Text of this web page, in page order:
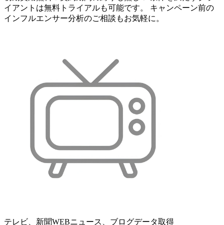
イアントは無料トライアルも可能です。 キャンペーン前の
インフルエンサー分析のご相談もお気軽に。
テレビ、新聞WEBニュース、ブログデータ取得